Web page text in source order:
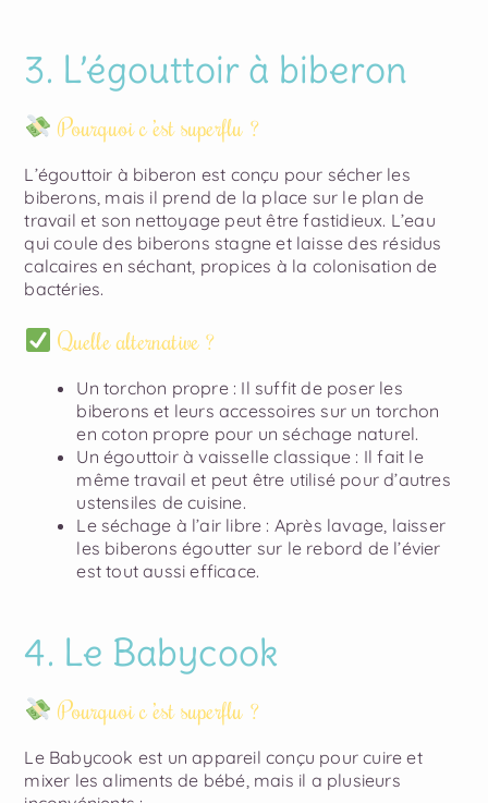
3. L’égouttoir à biberon
Pourquoi c ’est superflu ?
L’égouttoir à biberon est conçu pour sécher les
biberons, mais il prend de la place sur le plan de
travail et son nettoyage peut être fastidieux. L’eau
qui coule des biberons stagne et laisse des résidus
calcaires en séchant, propices à la colonisation de
bactéries.
Quelle alternative ?
Un torchon propre: Il suffit de poser les
biberons et leurs accessoires sur un torchon
en coton propre pour un séchage naturel.
Un égouttoir à vaisselle classique : Il fait le
même travail et peut être utilisé pour d’autres
ustensiles de cuisine.
Le séchage à l’air libre : Après lavage, laisser
les biberons égoutter sur le rebord de l’évier
est tout aussi efficace.
4. Le Babycook
Pourquoi c ’est superflu ?
Le Babycook est un appareil conçu pour cuire et
mixer les aliments de bébé, mais il a plusieurs